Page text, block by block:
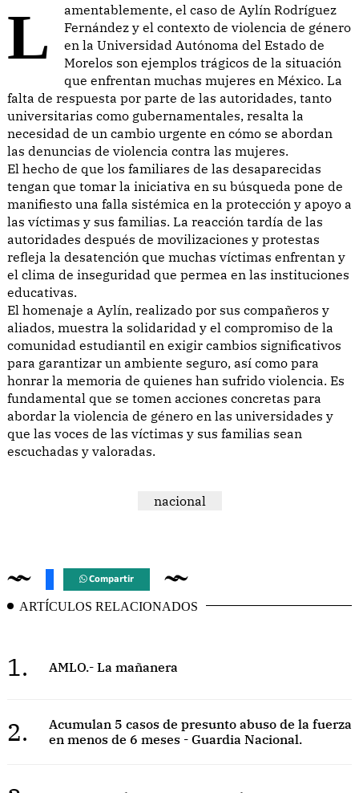
Lamentablemente, el caso de Aylín Rodríguez
Fernández y el contexto de violencia de género
en la Universidad Autónoma del Estado de
Morelos son ejemplos trágicos de la situación
que enfrentan muchas mujeres en México. La
falta de respuesta por parte de las autoridades, tanto
universitarias como gubernamentales, resalta la
necesidad de un cambio urgente en cómo se abordan
las denuncias de violencia contra las mujeres.
El hecho de que los familiares de las desaparecidas
tengan que tomar la iniciativa en su búsqueda pone de
manifiesto una falla sistémica en la protección y apoyo a
las víctimas y sus familias. La reacción tardía de las
autoridades después de movilizaciones y protestas
refleja la desatención que muchas víctimas enfrentan y
el clima de inseguridad que permea en las instituciones
educativas.
El homenaje a Aylín, realizado por sus compañeros y
aliados, muestra la solidaridad y el compromiso de la
comunidad estudiantil en exigir cambios significativos
para garantizar un ambiente seguro, así como para
honrar la memoria de quienes han sufrido violencia. Es
fundamental que se tomen acciones concretas para
abordar la violencia de género en las universidades y
que las voces de las víctimas y sus familias sean
escuchadas y valoradas.
nacional
Compartir
ARTÍCULOS RELACIONADOS
1. AMLO.- La mañanera
2.
Acumulan 5 casos de presunto abuso de la fuerza
en menos de 6 meses - Guardia Nacional.